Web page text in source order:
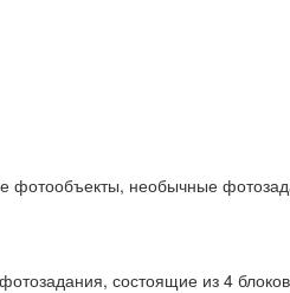
фотообъекты, необычные
состоящие из 4